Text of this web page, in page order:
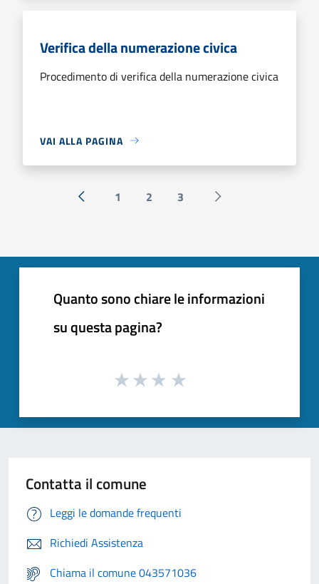
Verifica della numerazione civica
Procedimento di verifica della numerazione civica
VAI ALLA PAGINA
« Precedente
1 2 3 Successiva »
Quanto sono chiare le informazioni
su questa pagina?
Contatta il comune
Leggi le domande frequenti
Richiedi Assistenza
Chiama il comune 043571036